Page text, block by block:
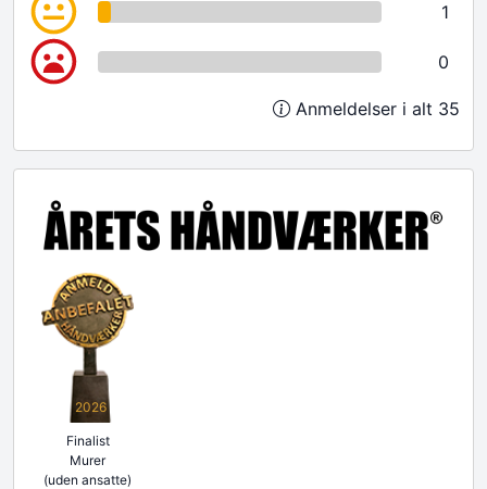
1
0
Anmeldelser i alt 35
2026
Finalist
Murer
(uden ansatte)